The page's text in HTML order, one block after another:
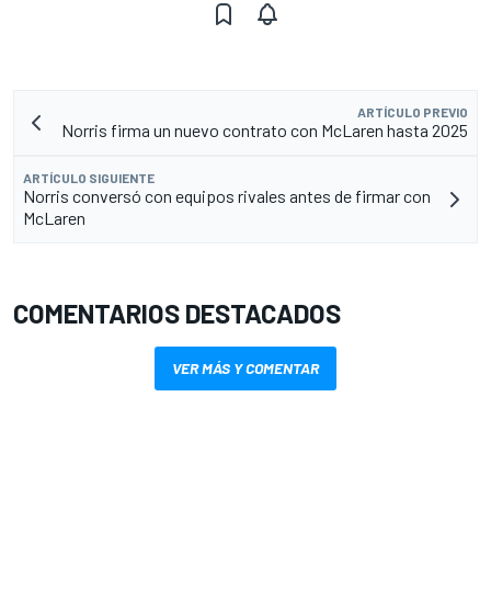
ARTÍCULO PREVIO
Norris firma un nuevo contrato con McLaren hasta 2025
ARTÍCULO SIGUIENTE
Norris conversó con equipos rivales antes de firmar con
McLaren
COMENTARIOS DESTACADOS
VER MÁS Y COMENTAR